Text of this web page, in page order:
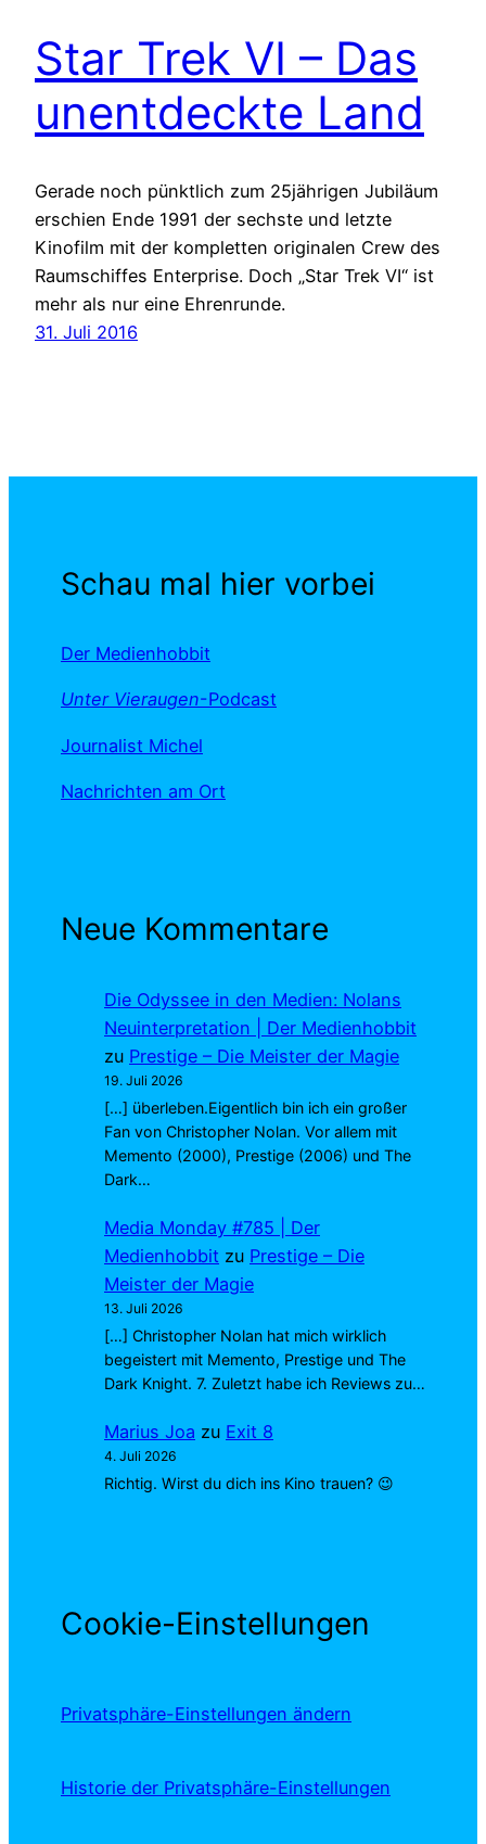
Star Trek VI – Das
unentdeckte Land
Gerade noch pünktlich zum 25jährigen Jubiläum
erschien Ende 1991 der sechste und letzte
Kinofilm mit der kompletten originalen Crew des
Raumschiffes Enterprise. Doch „Star Trek VI“ ist
mehr als nur eine Ehrenrunde.
31. Juli 2016
Schau mal hier vorbei
Der Medienhobbit
Unter Vieraugen-Podcast
Journalist Michel
Nachrichten am Ort
Neue Kommentare
Die Odyssee in den Medien: Nolans
Neuinterpretation | Der Medienhobbit
zu Prestige – Die Meister der Magie
19. Juli 2026
[…] überleben.Eigentlich bin ich ein großer
Fan von Christopher Nolan. Vor allem mit
Memento (2000), Prestige (2006) und The
Dark…
Media Monday #785 | Der
Medienhobbit zu Prestige – Die
Meister der Magie
13. Juli 2026
[…] Christopher Nolan hat mich wirklich
begeistert mit Memento, Prestige und The
Dark Knight. 7. Zuletzt habe ich Reviews zu…
Marius Joa zu Exit 8
4. Juli 2026
Richtig. Wirst du dich ins Kino trauen? 😉
Cookie-Einstellungen
Privatsphäre-Einstellungen ändern
Historie der Privatsphäre-Einstellungen